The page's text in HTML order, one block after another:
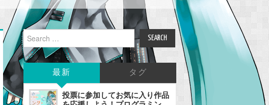
Search
for:
最新 タグ
投票に参加してお気に入り作品